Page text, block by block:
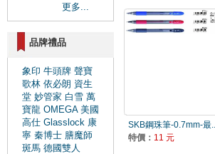
更多...
品牌禮品
象印 牛頭牌 聲寶
歌林 依必朗 資生
堂 妙管家 白雪 萬
寶龍 OMEGA 美國
高仕 Glasslock 康
寧 秦博士 膳魔師
斑馬 德國雙人
SKB鋼珠筆-0.7mm-最..
特價： 11 元